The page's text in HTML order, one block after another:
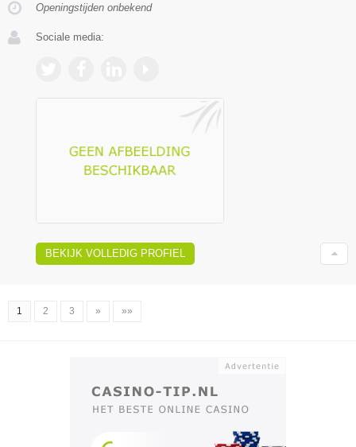
Openingstijden onbekend
Sociale media:
BEKIJK VOLLEDIG PROFIEL
1 2 3 » »»